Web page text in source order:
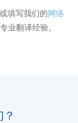
填写我们的网络
业翻译经验。